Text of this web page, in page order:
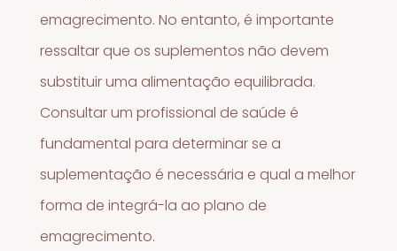
emagrecimento. No entanto, é importante
ressaltar que os suplementos não devem
substituir uma alimentação equilibrada.
Consultar um profissional de saúde é
fundamental para determinar se a
suplementação é necessária e qual a melhor
forma de integrá-la ao plano de
emagrecimento.